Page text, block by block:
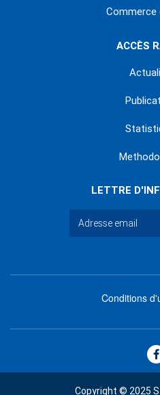
Commerce
ACCÈS
LETTRE
footer
Conditions
Copyright © 2025